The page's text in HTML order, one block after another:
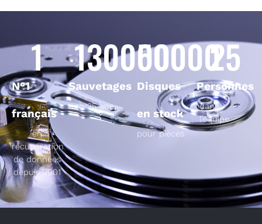
N°1
français
1
en
récupération
de données
depuis 2001
Sauvetages
130000
en 25 ans
Disques
en stock
50000
pour pièces
Personnes
25
dans
l’équipe